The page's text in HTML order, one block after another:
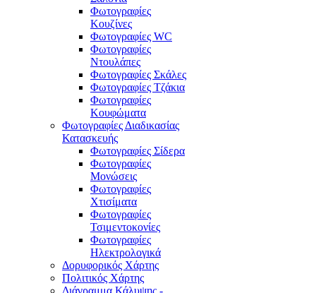
Φωτογραφίες
Κουζίνες
Φωτογραφίες WC
Φωτογραφίες
Ντουλάπες
Φωτογραφίες Σκάλες
Φωτογραφίες Τζάκια
Φωτογραφίες
Κουφώματα
Φωτογραφίες Διαδικασίας
Κατασκευής
Φωτογραφίες Σίδερα
Φωτογραφίες
Μονώσεις
Φωτογραφίες
Χτισίματα
Φωτογραφίες
Τσιμεντοκονίες
Φωτογραφίες
Ηλεκτρολογικά
Δορυφορικός Χάρτης
Πολιτικός Χάρτης
Διάγραμμα Κάλυψης -